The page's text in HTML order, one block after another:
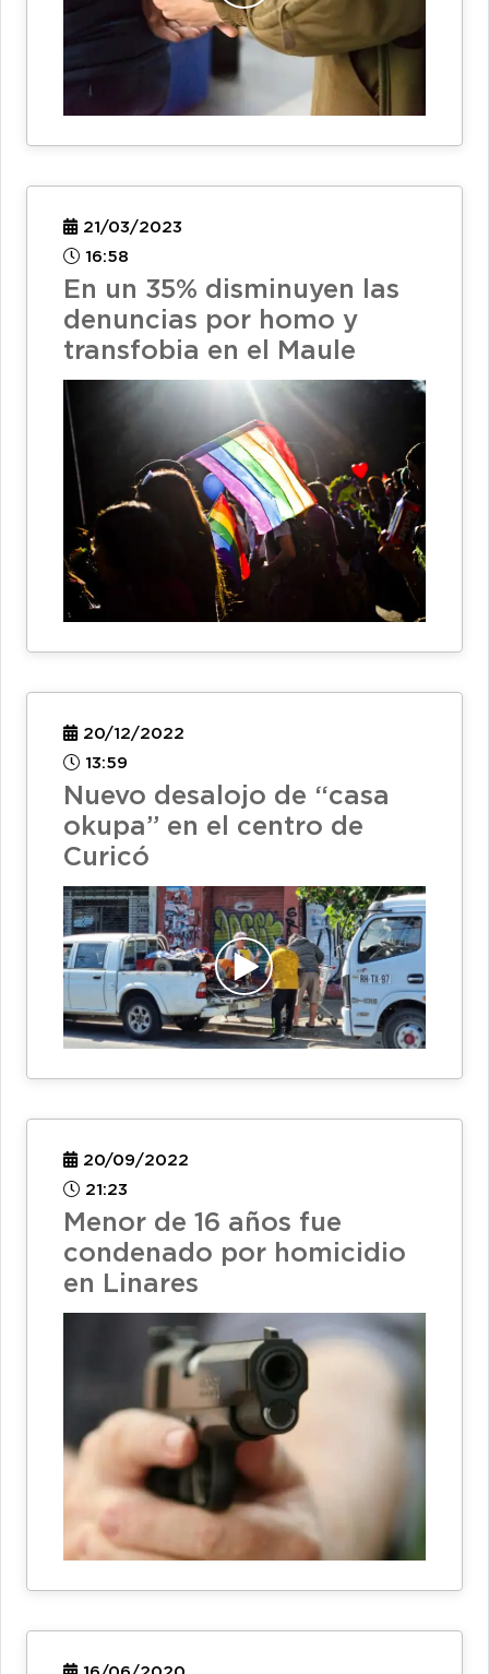
21/03/2023
16:58
En un 35% disminuyen las
denuncias por homo y
transfobia en el Maule
20/12/2022
13:59
Nuevo desalojo de “casa
okupa” en el centro de
Curicó
20/09/2022
21:23
Menor de 16 años fue
condenado por homicidio
en Linares